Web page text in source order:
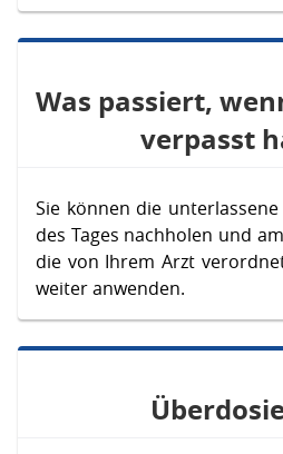
Was passiert,
verpasst
Sie können die
des Tages nachholen und
die von Ihrem Arzt
weiter anwenden.